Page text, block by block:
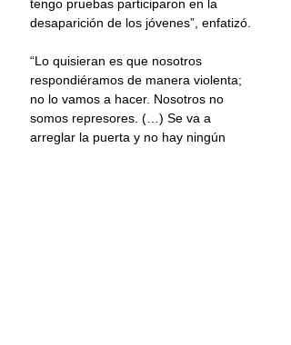
tengo pruebas participaron en la
desaparición de los jóvenes”, enfatizó.
“Lo quisieran es que nosotros
respondiéramos de manera violenta;
no lo vamos a hacer. Nosotros no
somos represores. (…) Se va a
arreglar la puerta y no hay ningún